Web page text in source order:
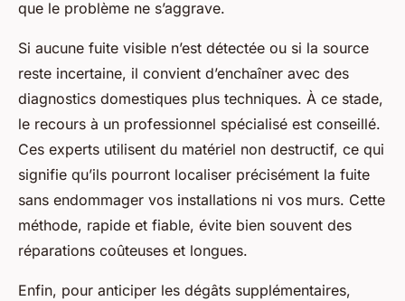
que le problème ne s’aggrave.
Si aucune fuite visible n’est détectée ou si la source
reste incertaine, il convient d’enchaîner avec des
diagnostics domestiques plus techniques. À ce stade,
le recours à un professionnel spécialisé est conseillé.
Ces experts utilisent du matériel non destructif, ce qui
signifie qu’ils pourront localiser précisément la fuite
sans endommager vos installations ni vos murs. Cette
méthode, rapide et fiable, évite bien souvent des
réparations coûteuses et longues.
Enfin, pour anticiper les dégâts supplémentaires,